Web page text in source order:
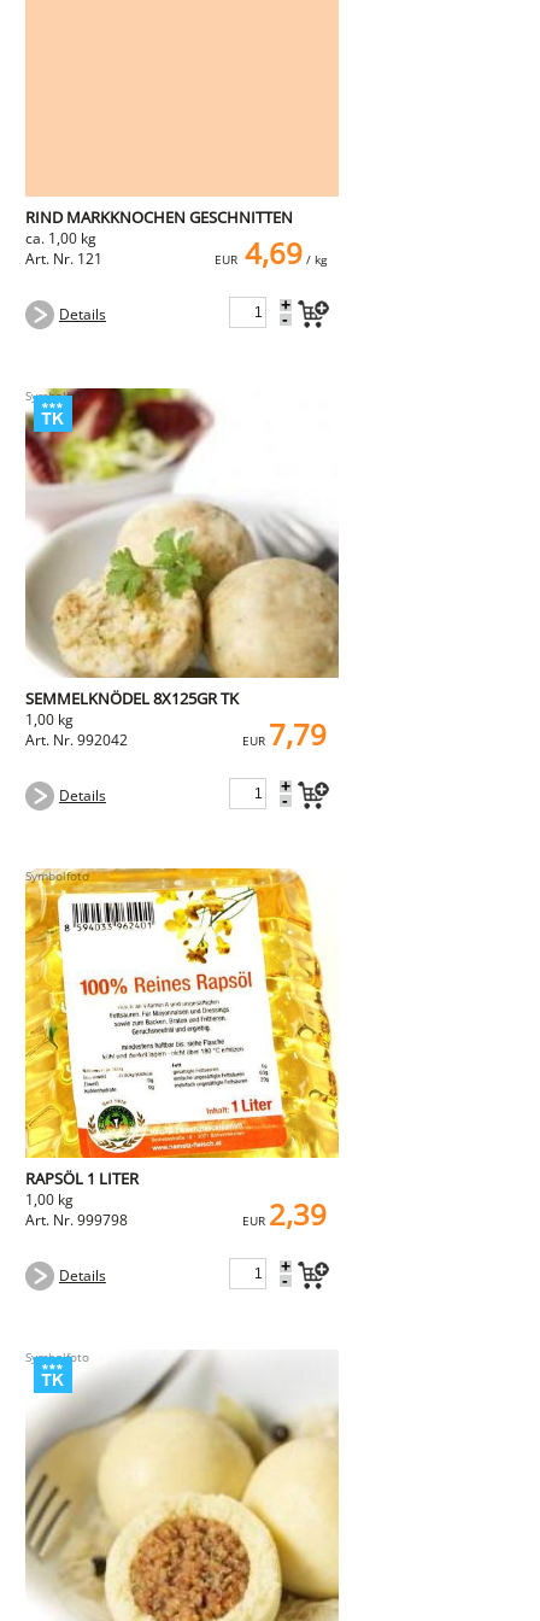
RIND MARKKNOCHEN GESCHNITTEN
ca. 1,00 kg
Art. Nr. 121
EUR 4,69/ kg
Details +
-
SEMMELKNÖDEL 8X125GR TK
1,00 kg
Art. Nr. 992042
EUR 7,79
Details +
-
RAPSÖL 1 LITER
1,00 kg
Art. Nr. 999798
EUR 2,39
Details +
-